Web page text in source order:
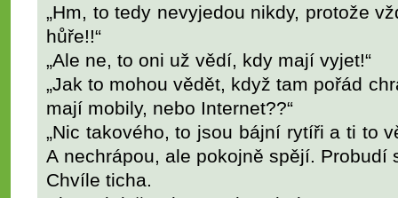
„Hm, to tedy nevyjedou nikdy, protože
hůře!!“
„Ale ne, to oni už vědí, kdy mají vyjet!“
„Jak to mohou vědět, když tam pořád
mají mobily, nebo Internet??“
„Nic takového, to jsou bájní rytíři a ti to
A nechrápou, ale pokojně spějí. Probudí
Chvíle ticha.